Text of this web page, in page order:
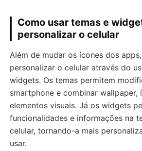
Como usar temas e
personalizar o celular
Além de mudar os ícones dos
personalizar o celular através do
widgets. Os temas permitem
smartphone e combinar wallpaper,
elementos visuais. Já os widgets
funcionalidades e informações na
celular, tornando-a mais
usar.